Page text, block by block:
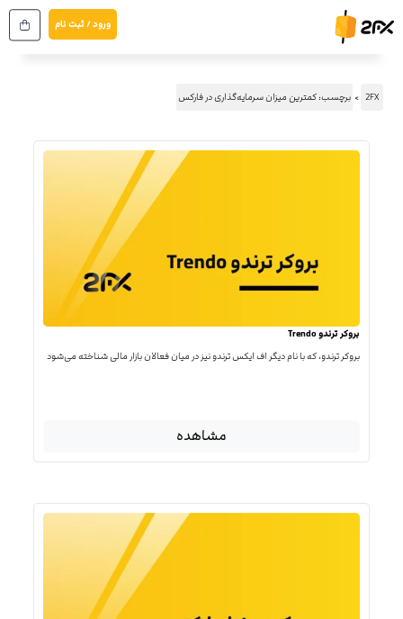
به
ورود / ثبت نام
2FX برچسب: کمترین میزان سرمایه‌گذاری در فارکس
بروکر ترندو Trendo
بروکر ترندو، که با نام دیگر اف ایکس ترندو نیز در میان فعالان بازار مالی شناخته می‌شود
مشاهده